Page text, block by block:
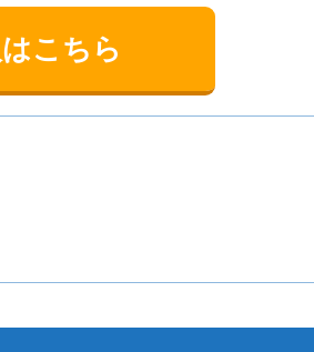
こちら